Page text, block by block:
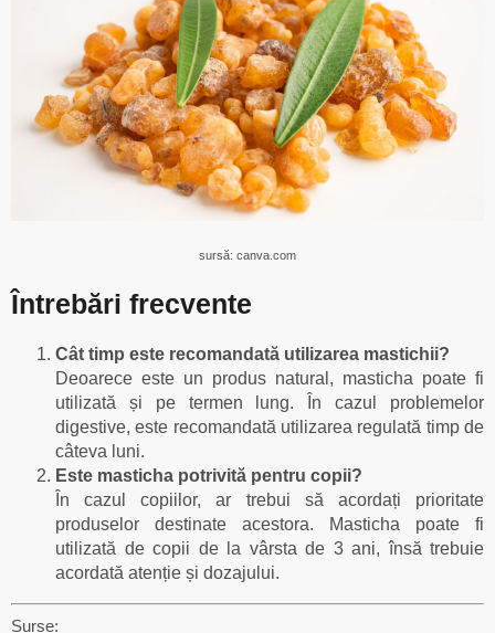
sursă: canva.com
Întrebări frecvente
Cât timp este recomandată utilizarea mastichii?
Deoarece este un produs natural, masticha poate fi
utilizată și pe termen lung. În cazul problemelor
digestive, este recomandată utilizarea regulată timp de
câteva luni.
Este masticha potrivită pentru copii?
În cazul copiilor, ar trebui să acordați prioritate
produselor destinate acestora. Masticha poate fi
utilizată de copii de la vârsta de 3 ani, însă trebuie
acordată atenție și dozajului.
Surse: